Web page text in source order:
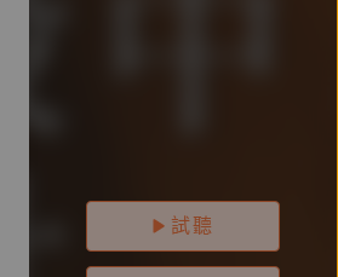
試聽